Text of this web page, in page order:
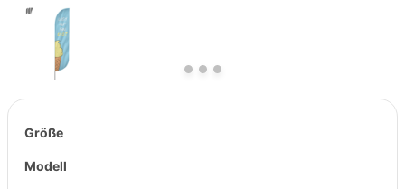
Größe
Modell